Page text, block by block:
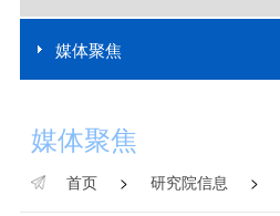
媒体聚焦
媒体聚焦
首页 > 研究院信息 >